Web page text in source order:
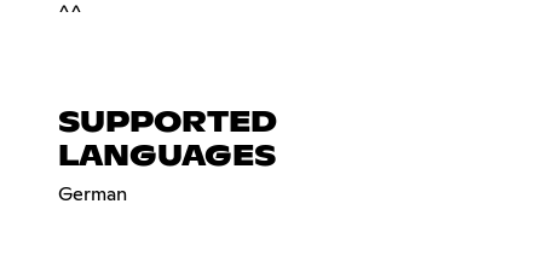
^^
SUPPORTED
LANGUAGES
German